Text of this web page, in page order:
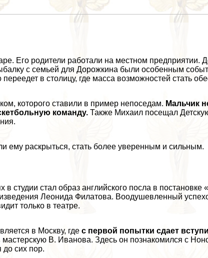
Его родители работали на местном предприятии.
с семьей для Дорожкина были особенным
переедет в столицу, где масса возможностей стать
которого ставили в пример непоседам. Мальчик
комaнду. Также Михаил посещал
ему раскрыться, стать более уверенным и сильным.
студии стал образ английского посла в постановке
Леонида Филатова. Воодушевленный
только в театре.
в Москву, гдес первой попытки сдает
мастерскую В. Иванова. Здесь он познакомился с
сих пор.